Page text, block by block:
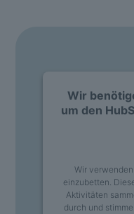
Wir
um den
Wir
einzubetten.
Aktivitäten
durch und